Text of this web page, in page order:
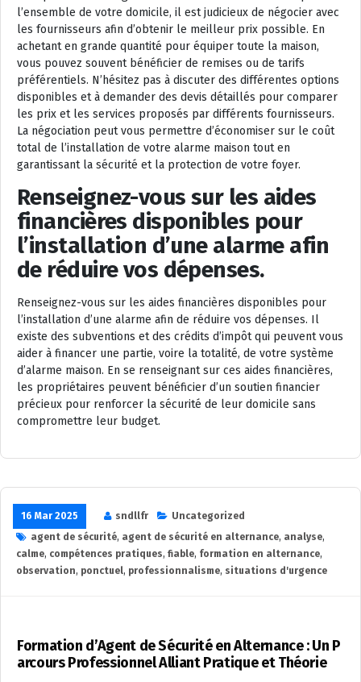
l’ensemble de votre domicile, il est judicieux de négocier avec
les fournisseurs afin d’obtenir le meilleur prix possible. En
achetant en grande quantité pour équiper toute la maison,
vous pouvez souvent bénéficier de remises ou de tarifs
préférentiels. N’hésitez pas à discuter des différentes options
disponibles et à demander des devis détaillés pour comparer
les prix et les services proposés par différents fournisseurs.
La négociation peut vous permettre d’économiser sur le coût
total de l’installation de votre alarme maison tout en
garantissant la sécurité et la protection de votre foyer.
Renseignez-vous sur les aides
financières disponibles pour
l’installation d’une alarme afin
de réduire vos dépenses.
Renseignez-vous sur les aides financières disponibles pour
l’installation d’une alarme afin de réduire vos dépenses. Il
existe des subventions et des crédits d’impôt qui peuvent vous
aider à financer une partie, voire la totalité, de votre système
d’alarme maison. En se renseignant sur ces aides financières,
les propriétaires peuvent bénéficier d’un soutien financier
précieux pour renforcer la sécurité de leur domicile sans
compromettre leur budget.
16 Mar 2025 sndllfr
Uncategorized
agent de sécurité, agent de sécurité en alternance, analyse,
calme, compétences pratiques, fiable, formation en alternance,
observation, ponctuel, professionnalisme, situations d'urgence
Formation d’Agent de Sécurité en Alternance : Un P
arcours Professionnel Alliant Pratique et Théorie